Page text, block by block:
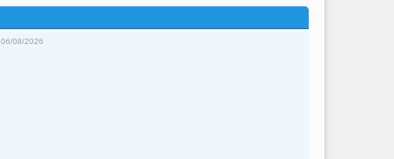
06/08/2026